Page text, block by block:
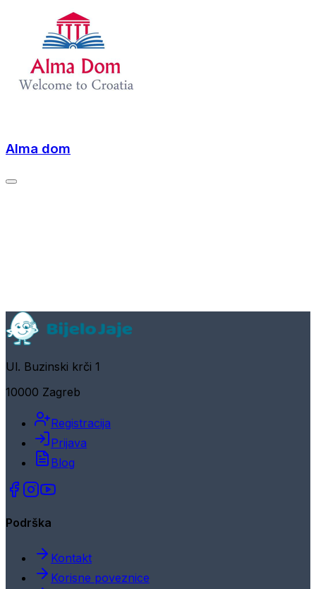
Alma dom
Ul. Buzinski krči 1
10000 Zagreb
Registracija
Prijava
Blog
Podrška
Kontakt
Korisne poveznice